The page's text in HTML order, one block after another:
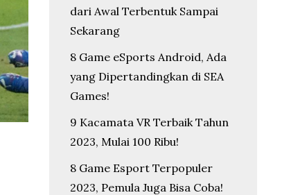
dari Awal Terbentuk Sampai
Sekarang
8 Game eSports Android, Ada
yang Dipertandingkan di SEA
Games!
9 Kacamata VR Terbaik Tahun
2023, Mulai 100 Ribu!
8 Game Esport Terpopuler
2023, Pemula Juga Bisa Coba!